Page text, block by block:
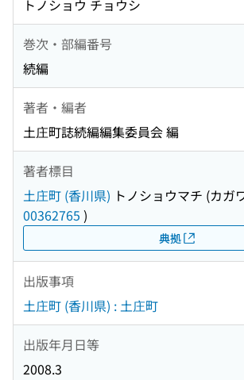
トノショウ チョウシ
巻次・部編番号
続編
著者・編者
土庄町誌続編編集委員会 編
著者標目
土庄町 (香川県) トノショウマチ (カガ
00362765 )
典拠
出版事項
土庄町 (香川県) : 土庄町
出版年月日等
2008.3